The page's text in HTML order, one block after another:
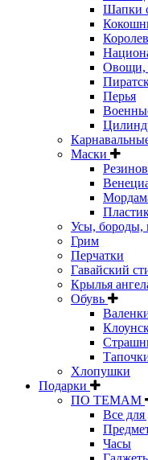
Шапки
Овощи,
Перья
Маски
Усы, бороды,
Грим
Перчатки
Гавайский
Крылья
Обувь
Хлопушки
Подарки
ПО ТЕМАМ
Все для
Часы